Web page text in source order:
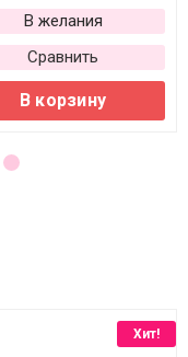
В желания
Сравнить
В корзину
Хит!